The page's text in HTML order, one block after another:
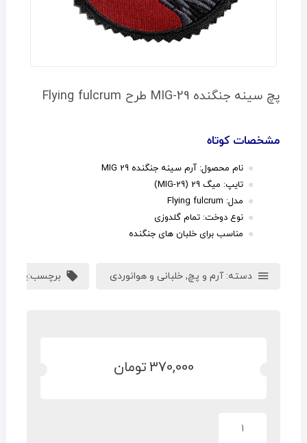
پچ سینه جنگنده MIG-29 طرح Flying fulcrum
مشخصات کوتاه
نام محصول: آرم سینه جنگنده MIG 29
تایپ: میگ 29 (MIG-29)
مدل: Flying fulcrum
نوع دوخت: تمام گلدوزی
مناسب برای خلبان های جنگنده
دسته:آرم و پچ, خلبانی و هوانوردی برچسب:پچ
370,000تومان